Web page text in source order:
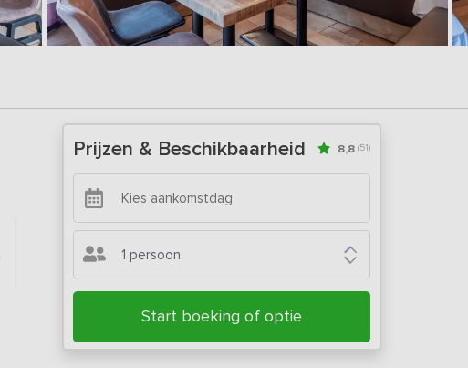
Prijzen & Beschikbaarheid 8,8 (51)
1 persoon
Start boeking of optie